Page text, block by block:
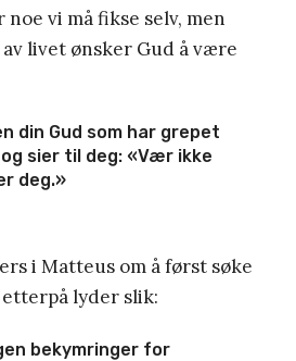
noe vi må fikse selv, men
av livet ønsker Gud å være
din Gud som har grepet
sier til deg: «Vær ikke
deg.»
i Matteus om å først søke
lyder slik:
bekymringer for